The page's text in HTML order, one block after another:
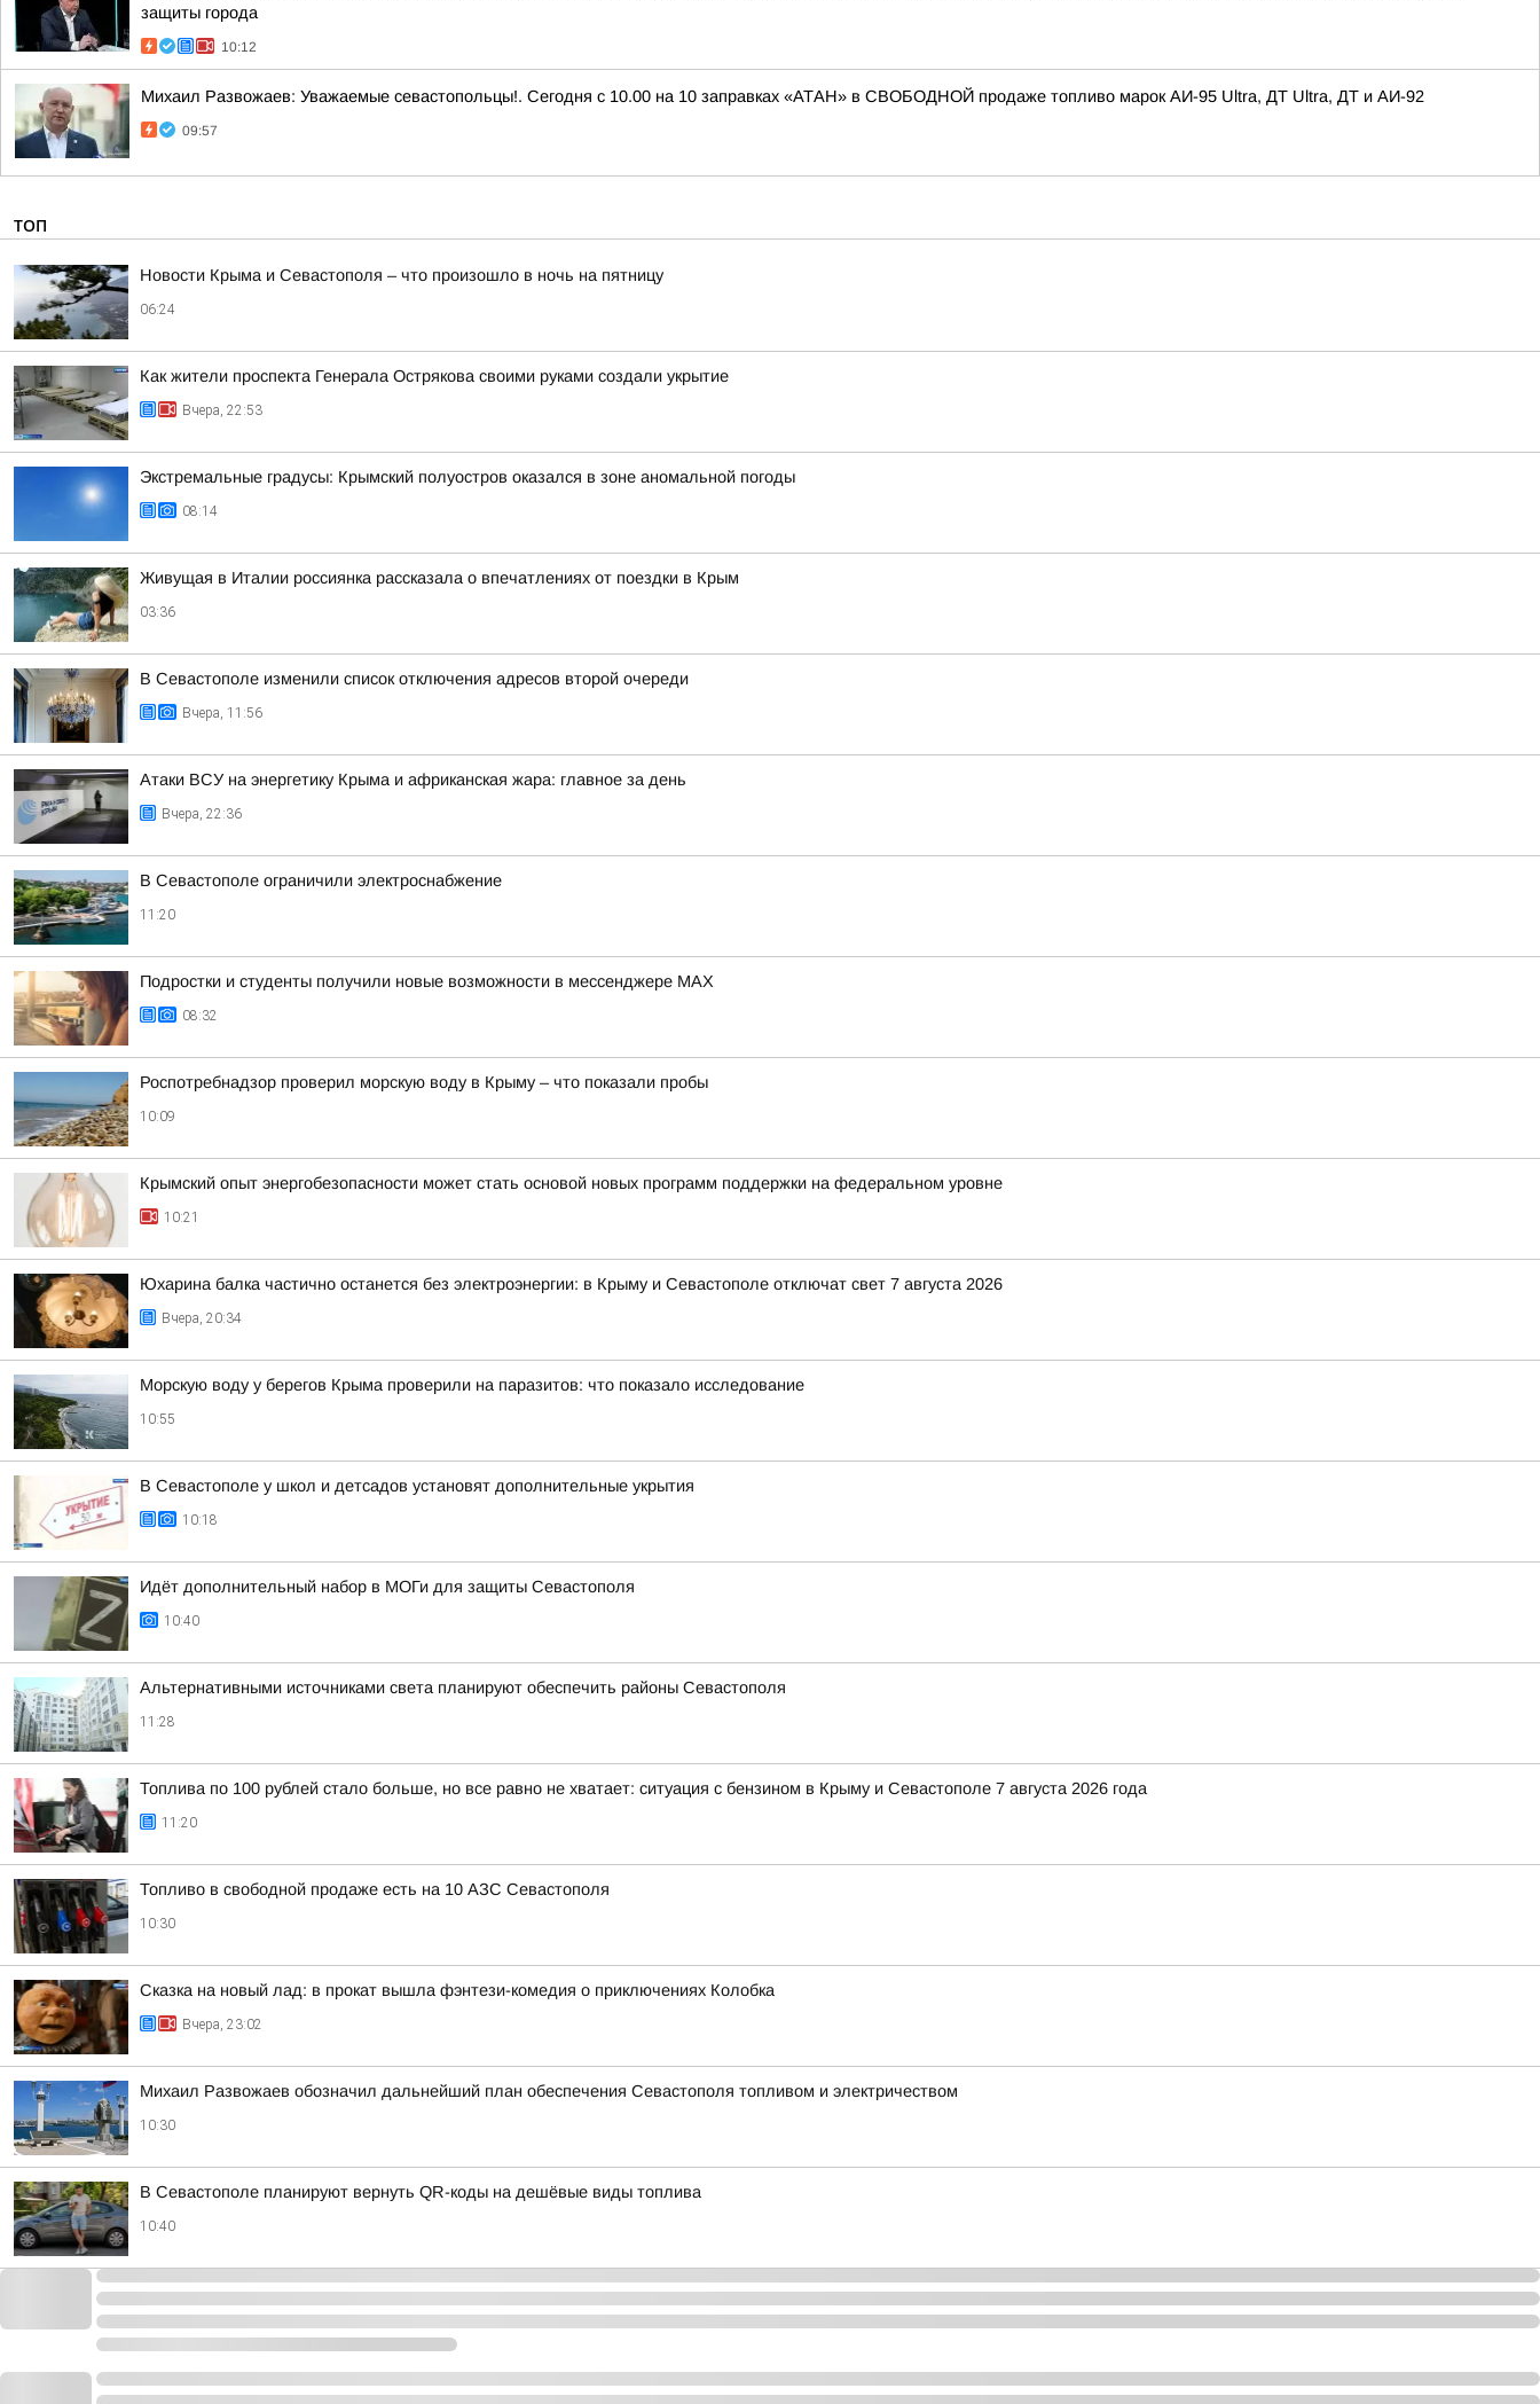
защиты города
10:12
Михаил Развожаев: Уважаемые севастопольцы!. Сегодня с 10.00 на 10 заправках «АТАН» в СВОБОДНОЙ продаже топливо марок АИ-95 Ultra, ДТ Ultra, ДТ и АИ-92
09:57
ТОП
Новости Крыма и Севастополя – что произошло в ночь на пятницу
06:24
Как жители проспекта Генерала Острякова своими руками создали укрытие
Вчера, 22:53
Экстремальные градусы: Крымский полуостров оказался в зоне аномальной погоды
08:14
Живущая в Италии россиянка рассказала о впечатлениях от поездки в Крым
03:36
В Севастополе изменили список отключения адресов второй очереди
Вчера, 11:56
Атаки ВСУ на энергетику Крыма и африканская жара: главное за день
Вчера, 22:36
В Севастополе ограничили электроснабжение
11:20
Подростки и студенты получили новые возможности в мессенджере MAX
08:32
Роспотребнадзор проверил морскую воду в Крыму – что показали пробы
10:09
Крымский опыт энергобезопасности может стать основой новых программ поддержки на федеральном уровне
10:21
Юхарина балка частично останется без электроэнергии: в Крыму и Севастополе отключат свет 7 августа 2026
Вчера, 20:34
Морскую воду у берегов Крыма проверили на паразитов: что показало исследование
10:55
В Севастополе у школ и детсадов установят дополнительные укрытия
10:18
Идёт дополнительный набор в МОГи для защиты Севастополя
10:40
Альтернативными источниками света планируют обеспечить районы Севастополя
11:28
Топлива по 100 рублей стало больше, но все равно не хватает: ситуация с бензином в Крыму и Севастополе 7 августа 2026 года
11:20
Топливо в свободной продаже есть на 10 АЗС Севастополя
10:30
Сказка на новый лад: в прокат вышла фэнтези-комедия о приключениях Колобка
Вчера, 23:02
Михаил Развожаев обозначил дальнейший план обеспечения Севастополя топливом и электричеством
10:30
В Севастополе планируют вернуть QR-коды на дешёвые виды топлива
10:40